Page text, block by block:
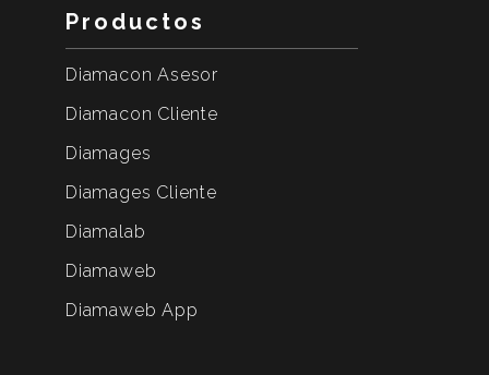
Productos
Diamacon Asesor
Diamacon Cliente
Diamages
Diamages Cliente
Diamalab
Diamaweb
Diamaweb App